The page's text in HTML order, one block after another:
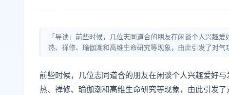
「导读」前些时候，几位志同道合的朋友在闲谈个人兴趣
热、禅修、瑜伽潮和高维生命研究等现象，由此引发了对气
前些时候，几位志同道合的朋友在闲谈个人兴趣爱好
热、禅修、瑜伽潮和高维生命研究等现象，由此引发了